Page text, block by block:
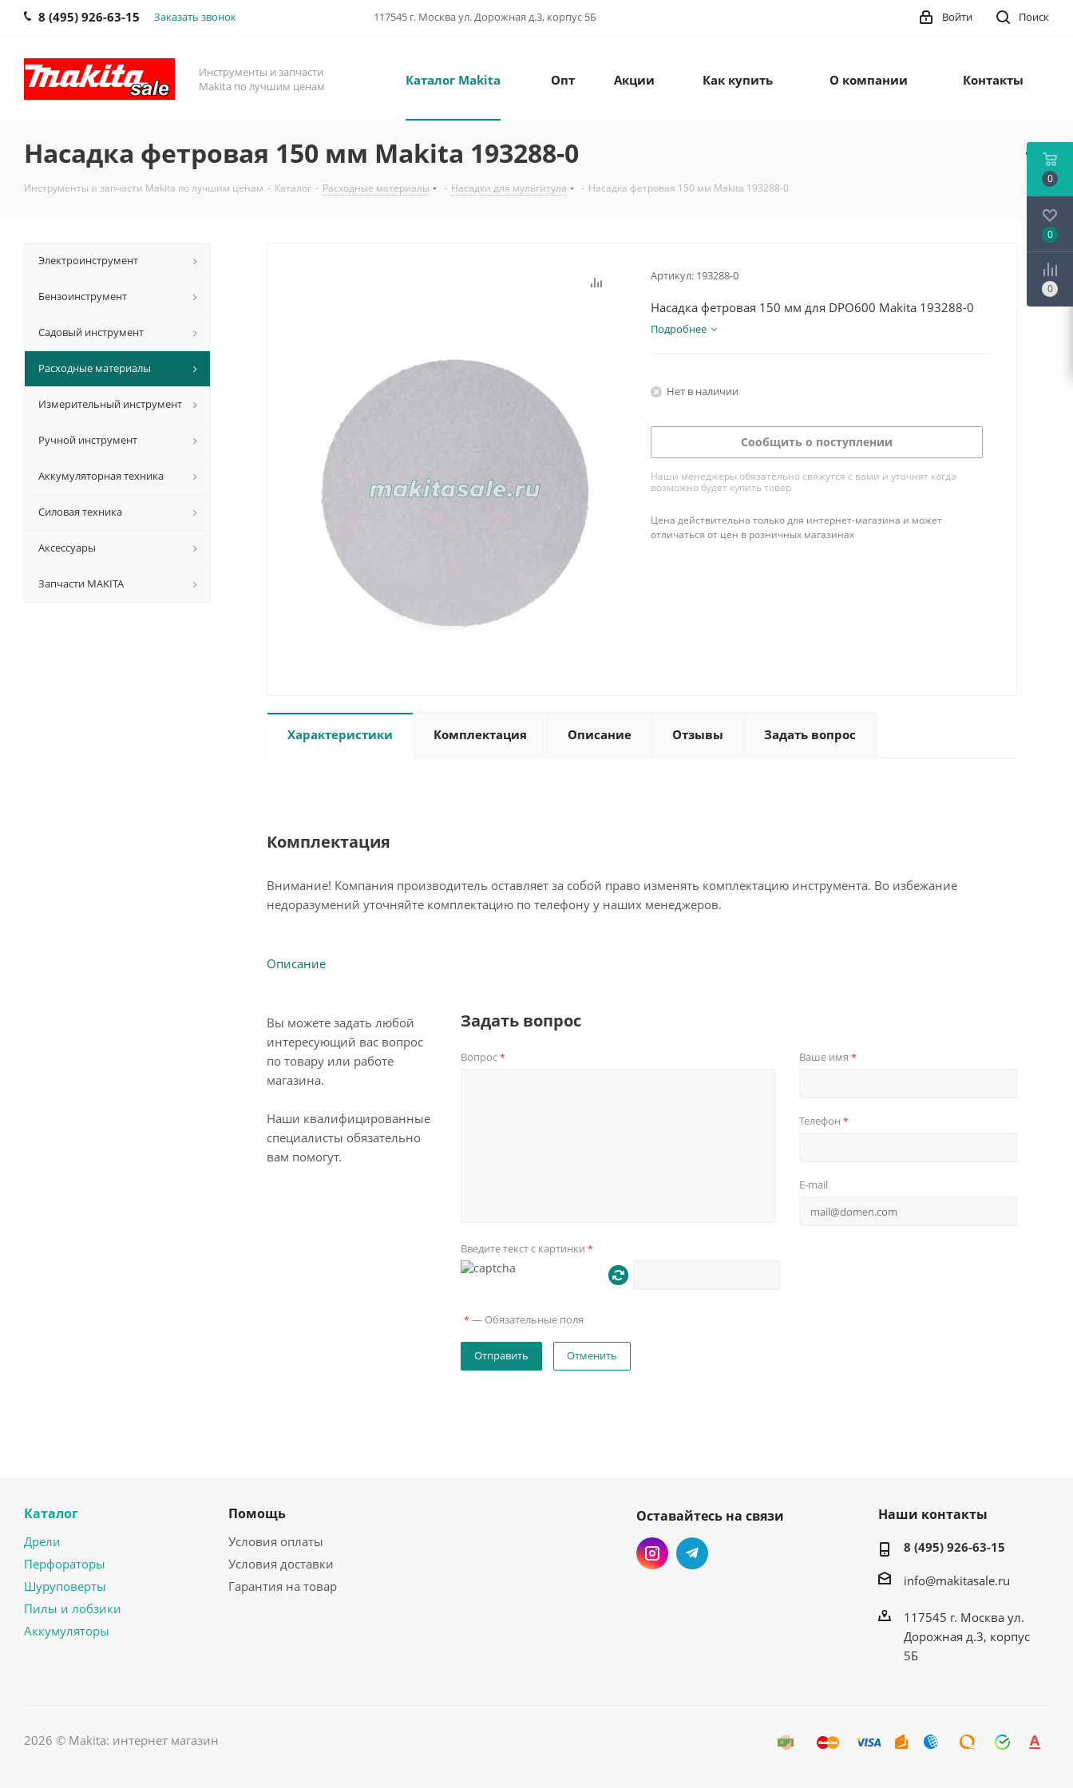
8 (495) 926-63-15 Заказать звонок 117545 г. Москва ул. Дорожная д.3, корпус 5Б Поиск
Войти
Инструменты и запчасти
Makita по лучшим ценам
Каталог Makita Опт Акции Как купить О компании Контакты
Насадка фетровая 150 мм Makita 193288-0
Инструменты и запчасти Makita по лучшим ценам - Каталог - Расходные материалы - Насадки для мультитула - Насадка фетровая 150 мм Makita 193288-0
Артикул: 193288-0
Насадка фетровая 150 мм для DPO600 Makita 193288-0
Подробнее
Нет в наличии
Сообщить о поступлении
Наши менеджеры обязательно свяжутся с вами и уточнят когда
возможно будет купить товар
Цена действительна только для интернет-магазина и может
отличаться от цен в розничных магазинах
Характеристики Комплектация Описание Отзывы Задать вопрос
Комплектация
Внимание! Компания производитель оставляет за собой право изменять комплектацию инструмента. Во избежание
недоразумений уточняйте комплектацию по телефону у наших менеджеров.
Описание
Вы можете задать любой
интересующий вас вопрос
по товару или работе
магазина.
Наши квалифицированные
специалисты обязательно
вам помогут.
Задать вопрос
Вопрос* Ваше имя *
Телефон *
E-mail
Введите текст с картинки *
* — Обязательные поля
Отменить
Электроинструмент
Бензоинструмент
Садовый инструмент
Расходные материалы
Измерительный инструмент
Ручной инструмент
Аккумуляторная техника
Силовая техника
Аксессуары
Запчасти MAKITA
Каталог
Дрели
Перфораторы
Шуруповерты
Пилы и лобзики
Аккумуляторы
Помощь
Условия оплаты
Условия доставки
Гарантия на товар
Оставайтесь на связи Наши контакты
8 (495) 926-63-15
info@makitasale.ru
117545 г. Москва ул.
Дорожная д.3, корпус
5Б
2026 © Makita: интернет магазин
0
0
0